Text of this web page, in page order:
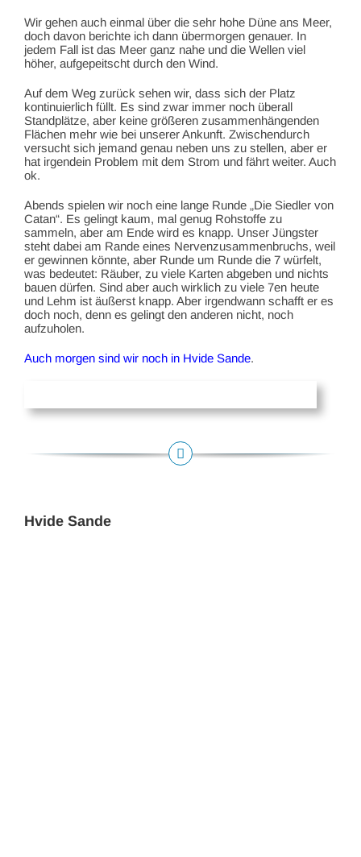
Wir gehen auch einmal über die sehr hohe Düne ans Meer,
doch davon berichte ich dann übermorgen genauer. In
jedem Fall ist das Meer ganz nahe und die Wellen viel
höher, aufgepeitscht durch den Wind.
Auf dem Weg zurück sehen wir, dass sich der Platz
kontinuierlich füllt. Es sind zwar immer noch überall
Standplätze, aber keine größeren zusammenhängenden
Flächen mehr wie bei unserer Ankunft. Zwischendurch
versucht sich jemand genau neben uns zu stellen, aber er
hat irgendein Problem mit dem Strom und fährt weiter. Auch
ok.
Abends spielen wir noch eine lange Runde „Die Siedler von
Catan“. Es gelingt kaum, mal genug Rohstoffe zu
sammeln, aber am Ende wird es knapp. Unser Jüngster
steht dabei am Rande eines Nervenzusammenbruchs, weil
er gewinnen könnte, aber Runde um Runde die 7 würfelt,
was bedeutet: Räuber, zu viele Karten abgeben und nichts
bauen dürfen. Sind aber auch wirklich zu viele 7en heute
und Lehm ist äußerst knapp. Aber irgendwann schafft er es
doch noch, denn es gelingt den anderen nicht, noch
aufzuholen.
Auch morgen sind wir noch in Hvide Sande.
Hvide Sande